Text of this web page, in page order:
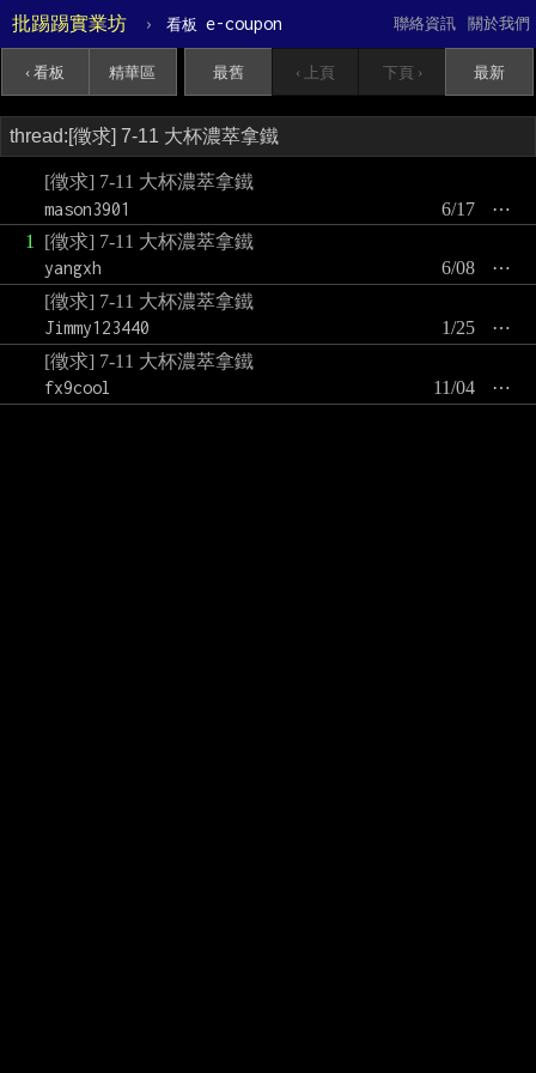
批踢踢實業坊 › 看板 e-coupon 關於我們
聯絡資訊
‹ 看板 精華區 最舊 ‹ 上頁 下頁 › 最新
[徵求] 7-11 大杯濃萃拿鐵
mason3901
⋯
6/17
1
[徵求] 7-11 大杯濃萃拿鐵
yangxh
⋯
6/08
[徵求] 7-11 大杯濃萃拿鐵
Jimmy123440
⋯
1/25
[徵求] 7-11 大杯濃萃拿鐵
fx9cool
⋯
11/04